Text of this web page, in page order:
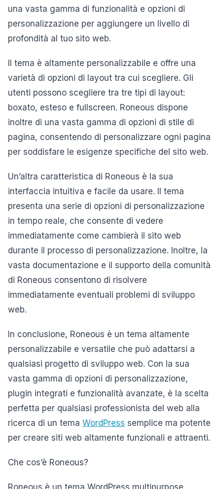
una vasta gamma di funzionalità e opzioni di
personalizzazione per aggiungere un livello di
profondità al tuo sito web.
Il tema è altamente personalizzabile e offre una
varietà di opzioni di layout tra cui scegliere. Gli
utenti possono scegliere tra tre tipi di layout:
boxato, esteso e fullscreen. Roneous dispone
inoltre di una vasta gamma di opzioni di stile di
pagina, consentendo di personalizzare ogni pagina
per soddisfare le esigenze specifiche del sito web.
Un’altra caratteristica di Roneous è la sua
interfaccia intuitiva e facile da usare. Il tema
presenta una serie di opzioni di personalizzazione
in tempo reale, che consente di vedere
immediatamente come cambierà il sito web
durante il processo di personalizzazione. Inoltre, la
vasta documentazione e il supporto della comunità
di Roneous consentono di risolvere
immediatamente eventuali problemi di sviluppo
web.
In conclusione, Roneous è un tema altamente
personalizzabile e versatile che può adattarsi a
qualsiasi progetto di sviluppo web. Con la sua
vasta gamma di opzioni di personalizzazione,
plugin integrati e funzionalità avanzate, è la scelta
perfetta per qualsiasi professionista del web alla
ricerca di un tema WordPress semplice ma potente
per creare siti web altamente funzionali e attraenti.
Che cos’è Roneous?
Roneous è un tema WordPress multipurpose